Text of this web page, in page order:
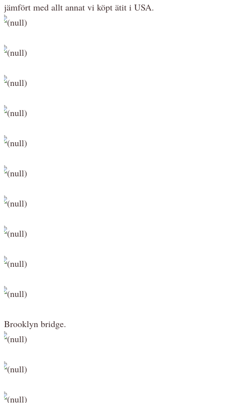
jämfört med allt annat vi köpt ätit i USA.
Brooklyn bridge.